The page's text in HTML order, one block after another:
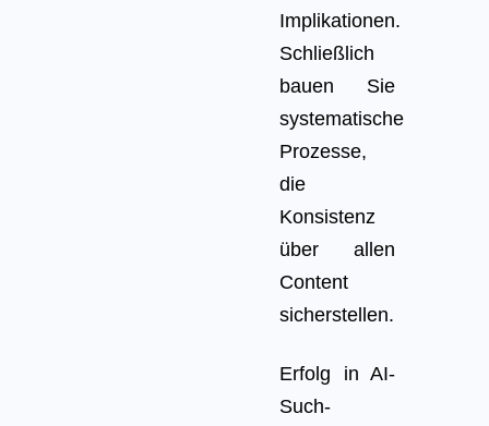
Implikationen.
Schließlich
bauen Sie
systematische
Prozesse,
die
Konsistenz
über allen
Content
sicherstellen.
Erfolg in AI-
Such-